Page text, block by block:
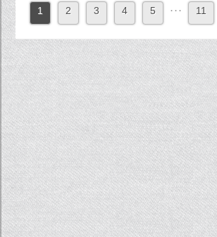
1 2 3 4 5 . . . 11